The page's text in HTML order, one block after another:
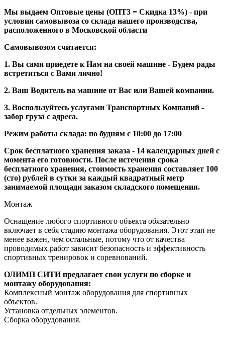
Мы выдаем Оптовые цены (ОПТ3 = Скидка 13%) - при
условии самовывоза со склада нашего производства,
расположенного в Московской области
Самовывозом считается:
1. Вы сами приедете к Нам на своей машине - Будем рады
встретиться с Вами лично!
2. Ваш Водитель на машине от Вас или Вашей компании.
3. Воспользуйтесь услугами Транспортных Компаний -
забор груза с адреса.
Режим работы склада: по будням с 10:00 до 17:00
Срок бесплатного хранения заказа - 14 календарных дней с
момента его готовности. После истечения срока
бесплатного хранения, стоимость хранения составляет 100
(сто) рублей в сутки за каждый квадратный метр
занимаемой площади заказом складского помещения.
Монтаж
Оснащение любого спортивного объекта обязательно
включает в себя стадию монтажа оборудования. Этот этап не
менее важен, чем остальные, потому что от качества
проводимых работ зависит безопасность и эффективность
спортивных тренировок и соревнований.
ОЛИМП СИТИ предлагает свои услуги по сборке и
монтажу оборудования:
Комплексный монтаж оборудования для спортивных
объектов.
Установка отдельных элементов.
Сборка оборудования.